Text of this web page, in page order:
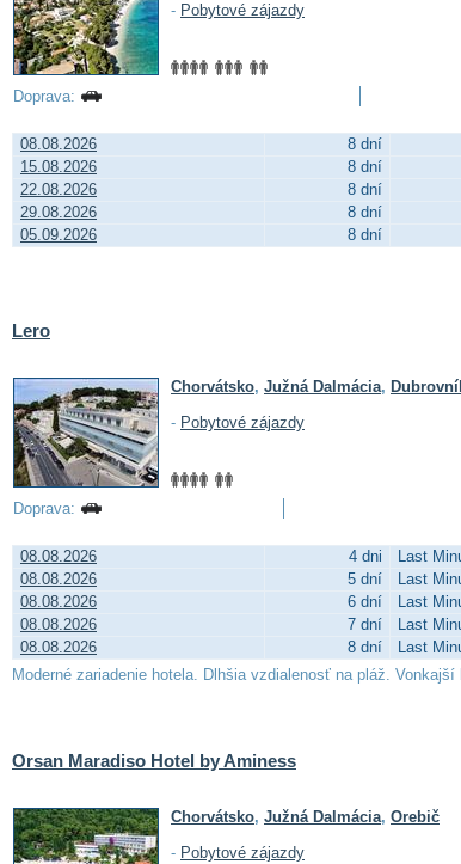
- Pobytové zájazdy
Doprava:
08.08.2026 8 dní
15.08.2026
8 dní
22.08.2026
8 dní
29.08.2026
8 dní
05.09.2026
8 dní
Lero
Chorvátsko, Južná Dalmácia,
- Pobytové zájazdy
Doprava:
08.08.2026 4 dni Last
08.08.2026
5 dní Last
08.08.2026
6 dní Last
08.08.2026
7 dní Last
08.08.2026
8 dní Last
Moderné zariadenie hotela. Dlhšia vzdialenosť na pláž.
Orsan Maradiso Hotel by Aminess
Chorvátsko, Južná Dalmácia, Orebič
- Pobytové zájazdy